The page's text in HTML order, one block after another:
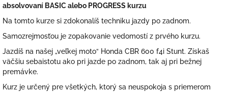
absolvovaní BASIC alebo PROGRESS kurzu
Na tomto kurze si zdokonalíš techniku jazdy po zadnom.
Samozrejmosťou je zopakovanie vedomostí z prvého kurzu.
Jazdíš na našej „veľkej moto“ Honda CBR 600 f4i Stunt. Získaš
väčšiu sebaistotu ako pri jazde po zadnom, tak aj pri bežnej
premávke.
Kurz je určený pre všetkých, ktorý sa neuspokoja s priemerom